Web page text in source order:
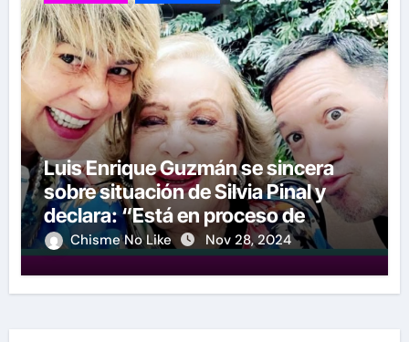
Luis Enrique Guzmán se sincera
sobre situación de Silvia Pinal y
declara: “Está en proceso de
partir”
Chisme No Like Nov 28, 2024